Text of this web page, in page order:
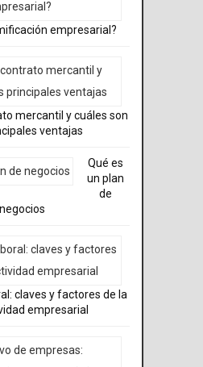
empresarial?
mercantil y cuáles son
ventajas
Qué es
un plan
de
negocios
claves y factores de la
empresarial